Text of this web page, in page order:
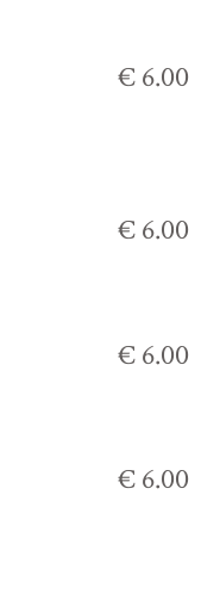
€ 6.00
€ 6.00
€ 6.00
€ 6.00